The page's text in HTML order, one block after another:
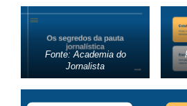
Fonte: Academia do
Jornalista